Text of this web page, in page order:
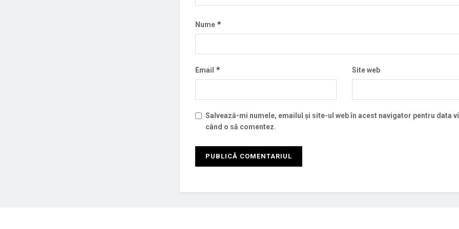
Nume *
Email * Site web
Salvează-mi numele, emailul și site-ul web în acest navigator pentru data
când o să comentez.